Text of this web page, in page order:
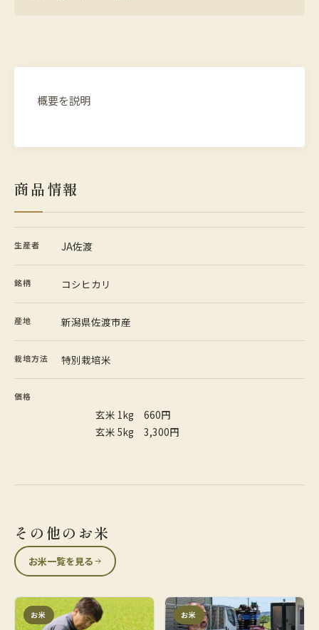
概要を説明
商品情報
生産者 JA佐渡
銘柄 コシヒカリ
産地 新潟県佐渡市産
栽培方法 特別栽培米
価格
                玄米 1kg　660円
                玄米 5kg　3,300円
その他のお米
お米一覧を見る
お米 お米